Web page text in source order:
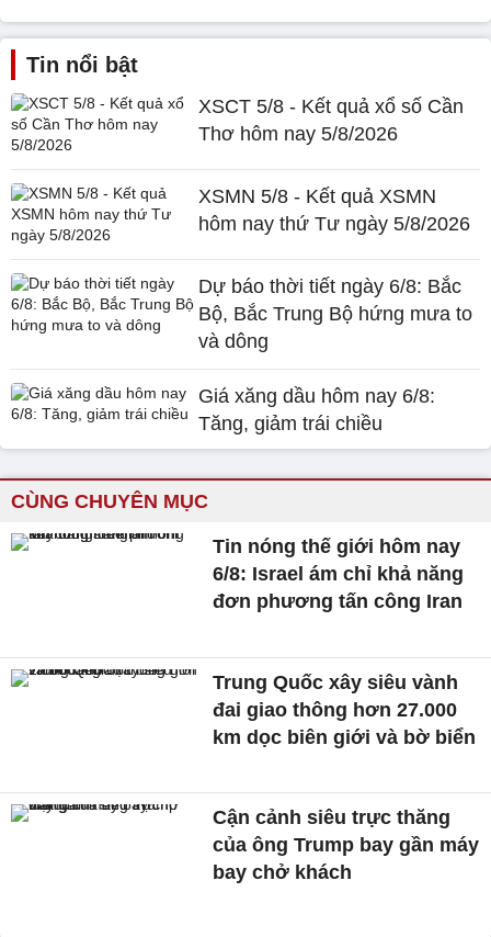
Tin nổi bật
XSCT 5/8 - Kết quả xổ số Cần
Thơ hôm nay 5/8/2026
XSMN 5/8 - Kết quả XSMN
hôm nay thứ Tư ngày 5/8/2026
Dự báo thời tiết ngày 6/8: Bắc
Bộ, Bắc Trung Bộ hứng mưa to
và dông
Giá xăng dầu hôm nay 6/8:
Tăng, giảm trái chiều
CÙNG CHUYÊN MỤC
Tin nóng thế giới hôm nay
6/8: Israel ám chỉ khả năng
đơn phương tấn công Iran
Trung Quốc xây siêu vành
đai giao thông hơn 27.000
km dọc biên giới và bờ biển
Cận cảnh siêu trực thăng
của ông Trump bay gần máy
bay chở khách